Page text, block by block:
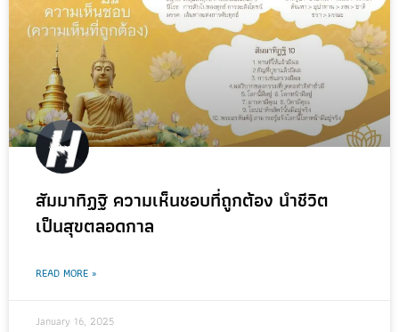
สัมมาทิฏฐิ ความเห็นชอบที่ถูกต้อง นำชีวิต
เป็นสุขตลอดกาล
READ MORE »
January 16, 2025